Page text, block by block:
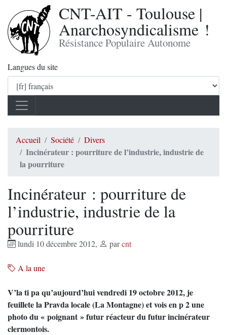
CNT-AIT - Toulouse |
Anarchosyndicalisme !
Résistance Populaire Autonome
Langues du site
Accueil Société Divers
Incinérateur : pourriture de l’industrie, industrie de
la pourriture
Incinérateur : pourriture de
l’industrie, industrie de la
pourriture
lundi 10 décembre 2012, parcnt
A la une
V’la ti pa qu’aujourd’hui vendredi 19 octobre 2012, je
feuillete la Pravda locale (La Montagne) et vois en p 2 une
photo du « poignant » futur réacteur du futur incinérateur
clermontois.